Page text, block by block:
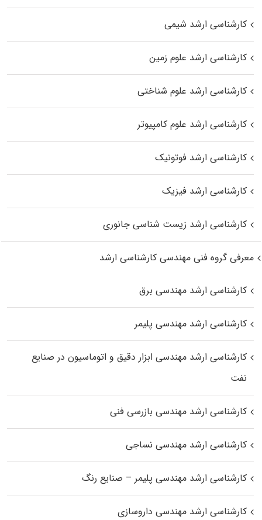
کارشناسی ارشد شیمی
کارشناسی ارشد علوم زمین
کارشناسی ارشد علوم شناختی
کارشناسی ارشد علوم کامپیوتر
کارشناسی ارشد فوتونیک
کارشناسی ارشد فیزیک
کارشناسی ارشد زیست‌ شناسی جانوری
معرفی گروه فنی مهندسی کارشناسی ارشد
کارشناسی ارشد مهندسی برق
کارشناسی ارشد مهندسی پلیمر
کارشناسی ارشد مهندسی ابزار دقیق و اتوماسیون در صنایع
نفت
کارشناسی ارشد مهندسی بازرسی فنی
کارشناسی ارشد مهندسی نساجی
کارشناسی ارشد مهندسی پلیمر – صنایع رنگ
کارشناسی ارشد مهندسی داروسازی